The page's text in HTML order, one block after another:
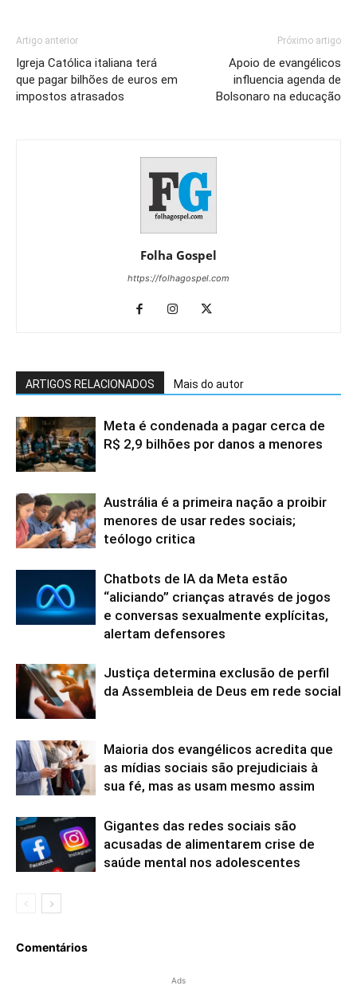
Artigo anterior
Igreja Católica italiana terá
que pagar bilhões de euros em
impostos atrasados
Próximo artigo
Apoio de evangélicos
influencia agenda de
Bolsonaro na educação
Folha Gospel
https://folhagospel.com
ARTIGOS RELACIONADOS Mais do autor
Meta é condenada a pagar cerca de
R$ 2,9 bilhões por danos a menores
Austrália é a primeira nação a proibir
menores de usar redes sociais;
teólogo critica
Chatbots de IA da Meta estão
“aliciando” crianças através de jogos
e conversas sexualmente explícitas,
alertam defensores
Justiça determina exclusão de perfil
da Assembleia de Deus em rede social
Maioria dos evangélicos acredita que
as mídias sociais são prejudiciais à
sua fé, mas as usam mesmo assim
Gigantes das redes sociais são
acusadas de alimentarem crise de
saúde mental nos adolescentes
Comentários
Ads